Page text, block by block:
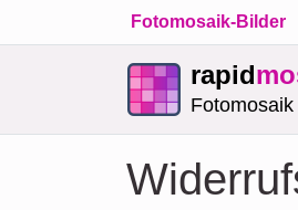
Fotomosaik-Bilder
rapid